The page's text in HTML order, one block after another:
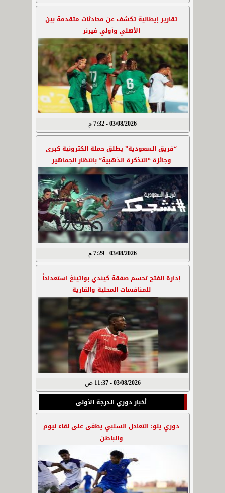
تقارير إيطالية تكشف عن محادثات متقدمة بين
الأهلي وأولي فيرنر
03/08/2026 - 7:32 م
“فريق السعودية” يطلق حملة الكترونية كبرى
وجائزة “التذكرة الذهبية” بانتظار الجماهير
03/08/2026 - 7:29 م
إدارة الفتح تحسم صفقة كيندي بواتينغ استعداداً
للمنافسات المحلية والقارية
03/08/2026 - 11:37 ص
أخبار دوري الدرجة الأولى
دوري يلو: التعادل السلبي يطغى على لقاء نيوم
والباطن